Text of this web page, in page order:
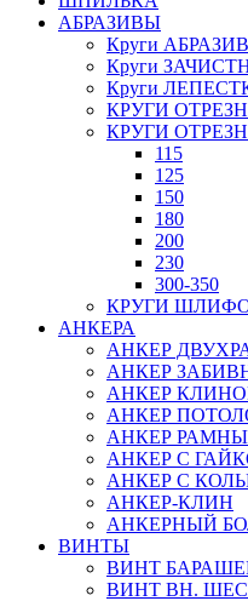
АБРАЗИВЫ
Круги
Круги
Круги
КРУГИ
КРУГИ
115
125
150
180
200
230
300-350
КРУГИ
АНКЕРА
АНКЕР
АНКЕР
АНКЕР
АНКЕР
АНКЕР
АНКЕР С
АНКЕР С
АНКЕР-КЛИН
АНКЕРНЫЙ
ВИНТЫ
ВИНТ
ВИНТ ВН.